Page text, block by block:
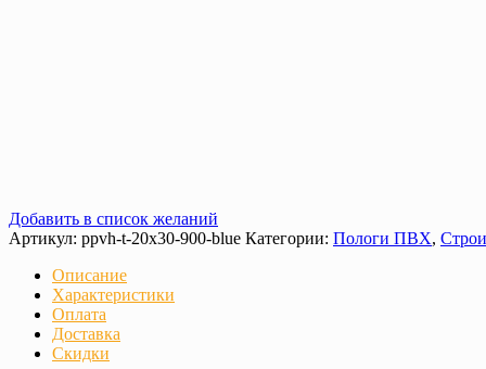
Добавить в список желаний
Артикул: ppvh-t-20х30-900-blue Категории: Пологи ПВХ,
Описание
Характеристики
Оплата
Доставка
Скидки